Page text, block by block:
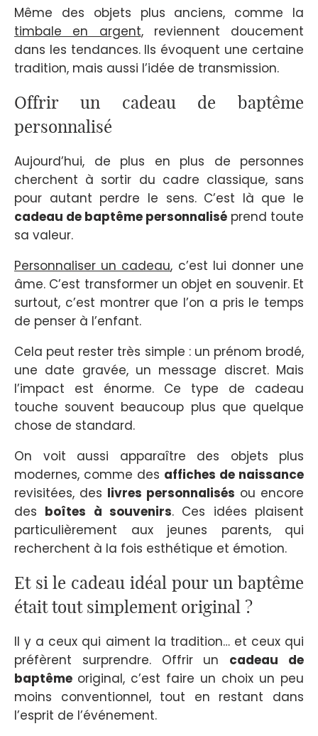
Même des objets plus anciens, comme la
timbale en argent, reviennent doucement
dans les tendances. Ils évoquent une certaine
tradition, mais aussi l’idée de transmission.
Offrir un cadeau de baptême
personnalisé
Aujourd’hui, de plus en plus de personnes
cherchent à sortir du cadre classique, sans
pour autant perdre le sens. C’est là que le
cadeau de baptême personnalisé prend toute
sa valeur.
Personnaliser un cadeau, c’est lui donner une
âme. C’est transformer un objet en souvenir. Et
surtout, c’est montrer que l’on a pris le temps
de penser à l’enfant.
Cela peut rester très simple : un prénom brodé,
une date gravée, un message discret. Mais
l’impact est énorme. Ce type de cadeau
touche souvent beaucoup plus que quelque
chose de standard.
On voit aussi apparaître des objets plus
modernes, comme des affiches de naissance
revisitées, des livres personnalisés ou encore
des boîtes à souvenirs. Ces idées plaisent
particulièrement aux jeunes parents, qui
recherchent à la fois esthétique et émotion.
Et si le cadeau idéal pour un baptême
était tout simplement original ?
Il y a ceux qui aiment la tradition… et ceux qui
préfèrent surprendre. Offrir un cadeau de
baptême original, c’est faire un choix un peu
moins conventionnel, tout en restant dans
l’esprit de l’événement.